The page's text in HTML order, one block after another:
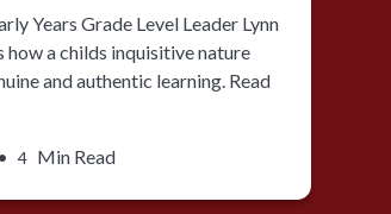
Years Grade Level Leader Lynn
how a childs inquisitive nature
and authentic learning. Read
• 4 Min Read